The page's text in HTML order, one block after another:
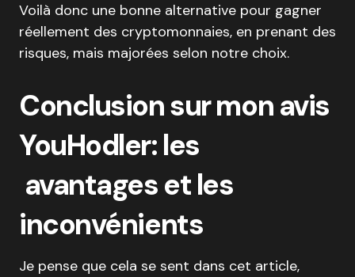
Voilà donc une bonne alternative pour gagner
réellement des cryptomonnaies, en prenant des
risques, mais majorées selon notre choix.
Conclusion sur mon avis
YouHodler: les
avantages et les
inconvénients
Je pense que cela se sent dans cet article,